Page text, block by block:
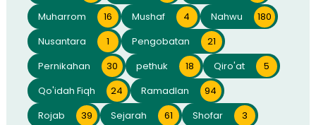
Muharrom
16 Mushaf 4 Nahwu
180
Nusantara
1 Pengobatan
21
Pernikahan
30 pethuk 18 Qiro'at
5
Qo'idah Fiqh
24 Ramadlan
94
Rojab
39 Sejarah 61 Shofar
3